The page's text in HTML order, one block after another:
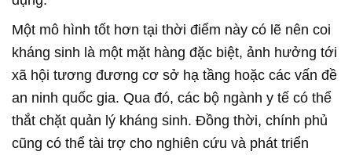
Một mô hình tốt hơn tại thời điểm này có lẽ nên coi
kháng sinh là một mặt hàng đặc biệt, ảnh hưởng tới
xã hội tương đương cơ sở hạ tầng hoặc các vấn đề
an ninh quốc gia. Qua đó, các bộ ngành y tế có thể
thắt chặt quản lý kháng sinh. Đồng thời, chính phủ
cũng có thể tài trợ cho nghiên cứu và phát triển